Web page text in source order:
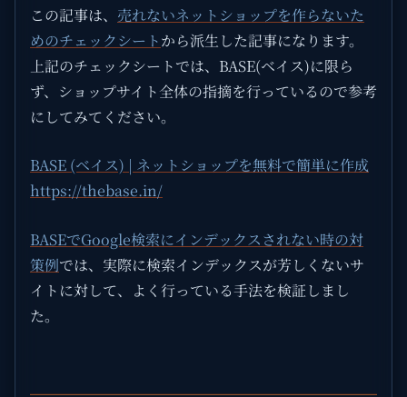
この記事は、 売れないネットショップを作らないた
めのチェックシートから派生した記事になります。
上記のチェックシートでは、BASE(ベイス)に限ら
ず、ショップサイト全体の指摘を行っているので参考
にしてみてください。
BASE (ベイス) | ネットショップを無料で簡単に作成
https://thebase.in/
BASEでGoogle検索にインデックスされない時の対
策例では、実際に検索インデックスが芳しくないサ
イトに対して、よく行っている手法を検証しまし
た。